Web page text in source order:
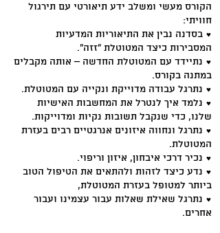
הקורס מעשי ומשלב ידע תיאורטי עם תירגול
חוויתי:
♥ בסדנה נבין את התיאוריות המדעיות
המסבירות כיצד המטוטלת “זזה”.
♥ נתיידד עם המטוטלת החדשה – אותה מקבלים
במתנה בקורס.
♥ נתרגל עבודה מדוייקת ונקייה עם המטוטלת.
♥ נלמד איך לנטרל את המחשבות האישיות
שלנו, כדי שנקבל תשובות נקיות ומדוייקות.
♥ נתרגל ונחווה איזונים אנרגטיים רבים בעזרת
המטוטלת.
♥ נכיר דרכי איבחון, איזון וריפוי.
♥ נדע כיצד לזהות ולהתאים את הטיפול הטוב
ביותר למטופל בעזרת המטוטלת,
♥ נתרגל שאילת שאלות עבור עצמינו ועבור
אחרים.